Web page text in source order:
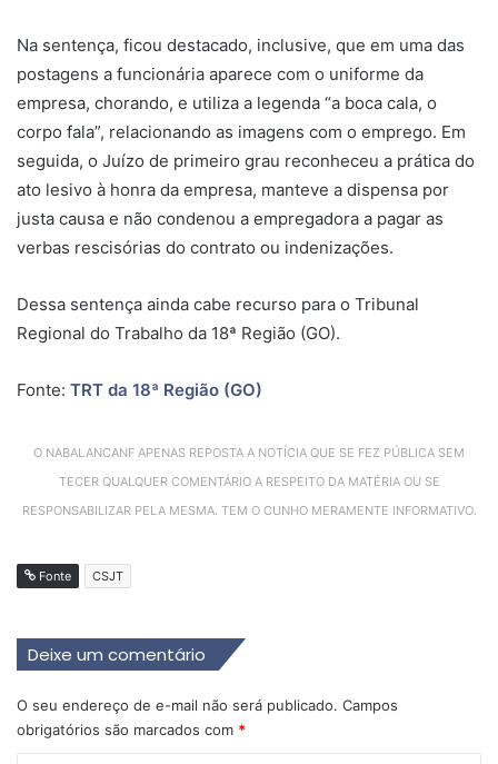
Na sentença, ficou destacado, inclusive, que em uma das
postagens a funcionária aparece com o uniforme da
empresa, chorando, e utiliza a legenda “a boca cala, o
corpo fala”, relacionando as imagens com o emprego. Em
seguida, o Juízo de primeiro grau reconheceu a prática do
ato lesivo à honra da empresa, manteve a dispensa por
justa causa e não condenou a empregadora a pagar as
verbas rescisórias do contrato ou indenizações.
Dessa sentença ainda cabe recurso para o Tribunal
Regional do Trabalho da 18ª Região (GO).
Fonte: TRT da 18ª Região (GO)
O NABALANCANF APENAS REPOSTA A NOTÍCIA QUE SE FEZ PÚBLICA SEM
TECER QUALQUER COMENTÁRIO A RESPEITO DA MATÉRIA OU SE
RESPONSABILIZAR PELA MESMA. TEM O CUNHO MERAMENTE INFORMATIVO.
Fonte CSJT
Deixe um comentário
O seu endereço de e-mail não será publicado. Campos
obrigatórios são marcados com *